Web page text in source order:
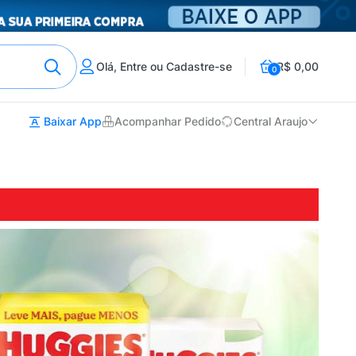
Olá, Entre ou Cadastre-se 0R$ 0,00
Baixar App Acompanhar Pedido Central Araujo